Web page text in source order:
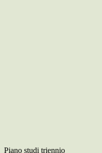
Piano studi triennio